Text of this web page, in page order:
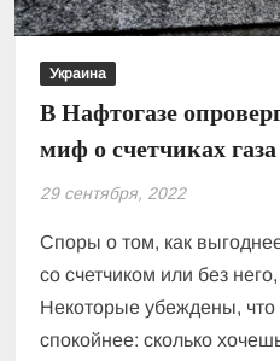
долларов
Украина
В Нафтогазе
миф о счетчиках газа
29 сентября, 2022
Споры о том, как
со счетчиком или без
Некоторые убеждены, что
спокойнее: сколько